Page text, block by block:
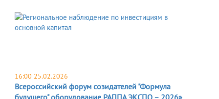
16:00 25.02.2026
Всероссийский форум созидателей "Формула